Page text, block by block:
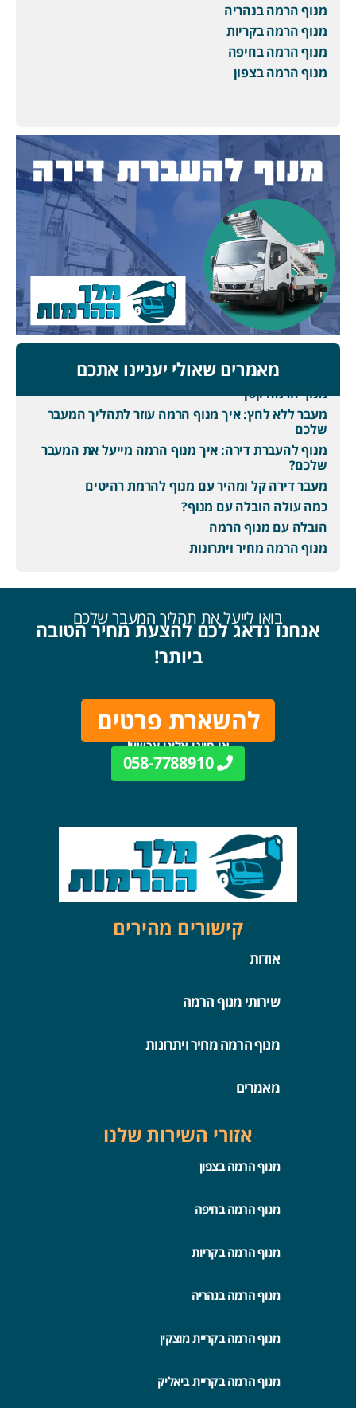
מנוף הרמה בנהריה
מנוף הרמה בקריות
מנוף הרמה בחיפה
מנוף הרמה בצפון
מאמרים שאולי יעניינו אתכם
מנוף הרמה קטן
מעבר ללא לחץ: איך מנוף הרמה עוזר לתהליך המעבר
שלכם
מנוף להעברת דירה: איך מנוף הרמה מייעל את המעבר
שלכם?
מעבר דירה קל ומהיר עם מנוף להרמת רהיטים
כמה עולה הובלה עם מנוף?
הובלה עם מנוף הרמה
מנוף הרמה מחיר ויתרונות
בואו לייעל את תהליך המעבר שלכם
אנחנו נדאג לכם להצעת מחיר הטובה
ביותר!
להשארת פרטים
או חייגו אלינו עכשיו!
058-7788910
קישורים מהירים
אודות
שירותי מנוף הרמה
מנוף הרמה מחיר ויתרונות
מאמרים
אזורי השירות שלנו
מנוף הרמה בצפון
מנוף הרמה בחיפה
מנוף הרמה בקריות
מנוף הרמה בנהריה
מנוף הרמה בקריית מוצקין
מנוף הרמה בקריית ביאליק